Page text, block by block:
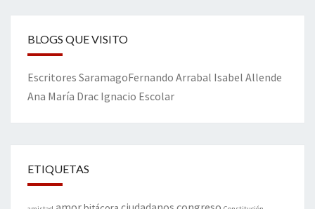
BLOGS QUE VISITO
Escritores SaramagoFernando Arrabal Isabel Allende
Ana María Drac Ignacio Escolar
ETIQUETAS